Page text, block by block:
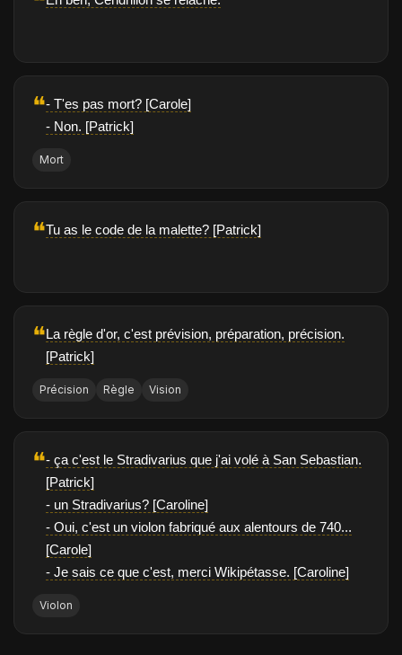
❝- T'es pas mort? [Carole]
- Non. [Patrick]
Mort
❝Tu as le code de la malette? [Patrick]
❝La règle d'or, c'est prévision, préparation, précision.
[Patrick]
Précision Règle Vision
❝- ça c'est le Stradivarius que j'ai volé à San Sebastian.
[Patrick]
- un Stradivarius? [Caroline]
- Oui, c'est un violon fabriqué aux alentours de 740...
[Carole]
- Je sais ce que c'est, merci Wikipétasse. [Caroline]
Violon